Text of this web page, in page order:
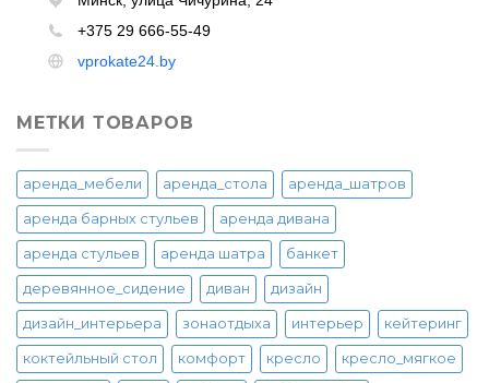
МЕТКИ ТОВАРОВ
аренда_мебели аренда_стола аренда_шатров
аренда барных стульев аренда дивана
аренда стульев аренда шатра банкет
деревянное_сидение диван дизайн
дизайн_интерьера зонаотдыха интерьер кейтеринг
коктейльный стол комфорт кресло кресло_мягкое